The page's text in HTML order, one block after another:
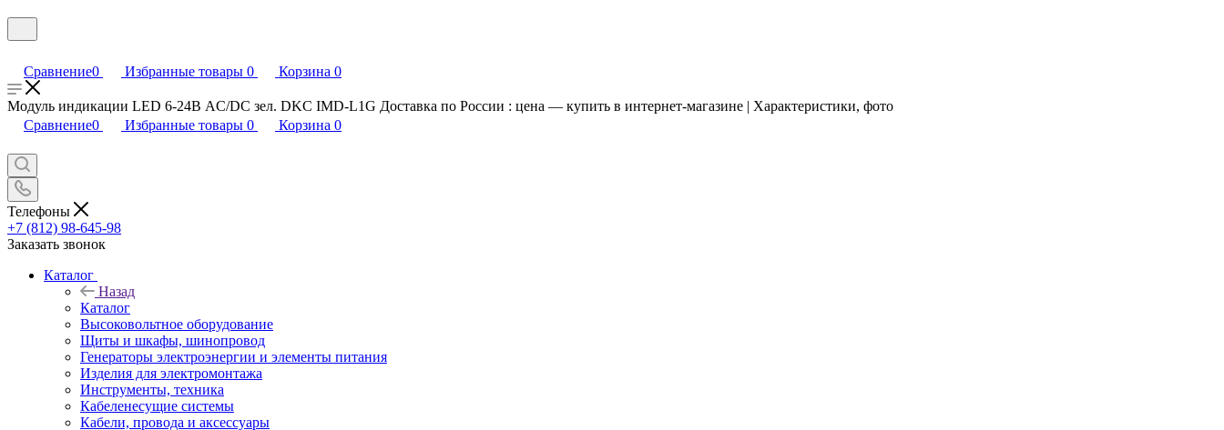
Сравнение0 Избранные товары 0 Корзина 0
Модуль индикации LED 6-24В AC/DC зел. DKC IMD-L1G Доставка по России : цена — купить в интернет-магазине | Характеристики, фото
Сравнение0 Избранные товары 0 Корзина 0
Телефоны
+7 (812) 98-645-98
Заказать звонок
Каталог
Назад
Каталог
Высоковольтное оборудование
Щиты и шкафы, шинопровод
Генераторы электроэнергии и элементы питания
Изделия для электромонтажа
Инструменты, техника
Кабеленесущие системы
Кабели, провода и аксессуары